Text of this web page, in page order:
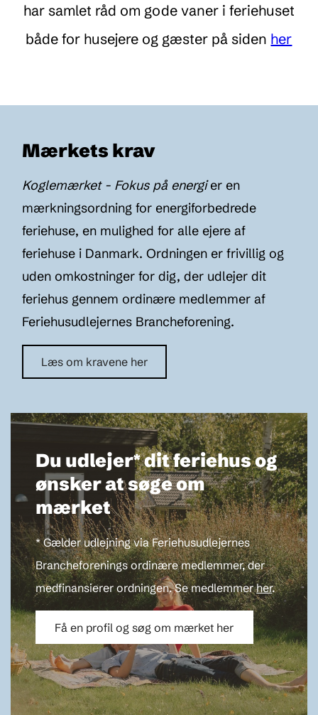
har samlet råd om gode vaner i feriehuset
både for husejere og gæster på siden her
Mærkets krav
Koglemærket - Fokus på energier en
mærkningsordning for energiforbedrede
feriehuse, en mulighed for alle ejere af
feriehuse i Danmark. Ordningen er frivillig og
uden omkostninger for dig, der udlejer dit
feriehus gennem ordinære medlemmer af
Feriehusudlejernes Brancheforening.
Læs om kravene her
Du udlejer* dit feriehus og
ønsker at søge om
mærket
* Gælder udlejning via Feriehusudlejernes
Brancheforenings ordinære medlemmer, der
medfinansierer ordningen. Se medlemmerher.
Få en profil og søg om mærket her